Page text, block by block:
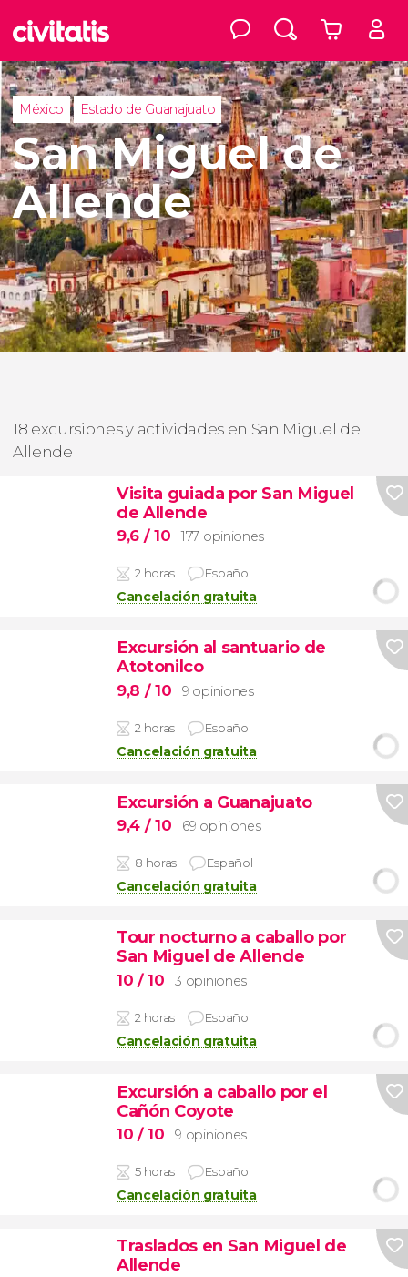
México Estado de Guanajuato
San Miguel de
Allende
18 excursiones y actividades en San Miguel de
Allende
Visita guiada por San Miguel
de Allende
9,6 / 10 177 opiniones
2 horas Español
Cancelación gratuita
Excursión al santuario de
Atotonilco
9,8 / 10 9 opiniones
2 horas Español
Cancelación gratuita
Excursión a Guanajuato
9,4 / 10 69 opiniones
8 horas Español
Cancelación gratuita
Tour nocturno a caballo por
San Miguel de Allende
10 / 10 3 opiniones
2 horas Español
Cancelación gratuita
Excursión a caballo por el
Cañón Coyote
10 / 10 9 opiniones
5 horas Español
Cancelación gratuita
Traslados en San Miguel de
Allende